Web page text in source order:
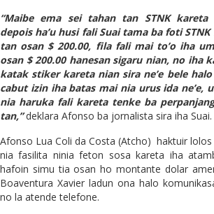
“Maibe ema sei tahan tan STNK
depois ha’u husi fali Suai tama ba foti
tan osan $ 200.00, fila fali mai to’o iha
osan $ 200.00 hanesan sigaru nian, no iha
katak stiker kareta nian sira ne’e bele
cabut izin iha batas mai nia urus ida ne’e,
nia haruka fali kareta tenke ba
tan,”deklara Afonso ba jornalista sira iha Suai.
Afonso Lua Coli da Costa (Atcho) haktuir lolos
nia fasilita ninia feton sosa kareta iha
hafoin simu tia osan ho montante dolar
Boaventura Xavier ladun ona halo
no la atende telefone.